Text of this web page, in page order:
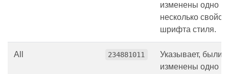
изменены одно
несколько
шрифта стиля.
All 234881011
Указывает, были
изменены одно